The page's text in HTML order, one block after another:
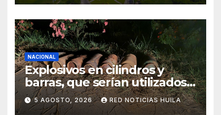
NACIONAL
Explosivos en cilindros y
barras, que serían utilizados
en Cali, fueron incautados
por la Policía
5 AGOSTO, 2026 RED NOTICIAS HUILA